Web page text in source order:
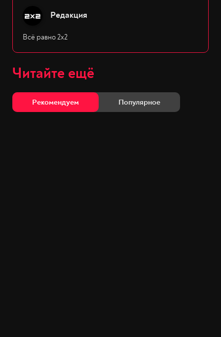
Редакция
Всё равно 2х2
Читайте ещё
Рекомендуем Популярное